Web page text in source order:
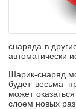
снаряда в
автоматически
Шарик-снаряд
будет весьма
может
слоем новых